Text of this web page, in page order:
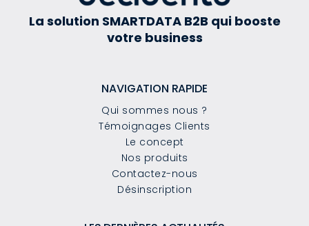
La solution SMARTDATA B2B qui booste
votre business
NAVIGATION RAPIDE
Qui sommes nous ?
Témoignages Clients
Le concept
Nos produits
Contactez-nous
Désinscription